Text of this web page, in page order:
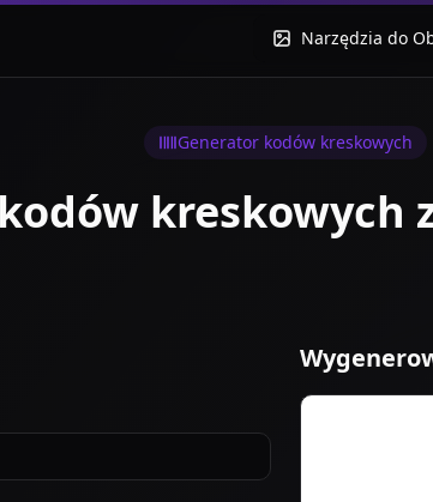
Narzędzia do
Generator kodów kreskowych
kreskowych